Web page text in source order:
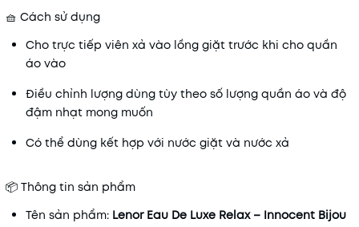
🧺 Cách sử dụng
Cho trực tiếp viên xả vào lồng giặt trước khi cho quần
áo vào
Điều chỉnh lượng dùng tùy theo số lượng quần áo và độ
đậm nhạt mong muốn
Có thể dùng kết hợp với nước giặt và nước xả
📦 Thông tin sản phẩm
Tên sản phẩm: Lenor Eau De Luxe Relax – Innocent Bijou